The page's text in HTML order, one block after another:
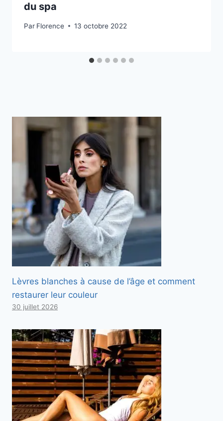
du spa
Par Florence 13 octobre 2022
Lèvres blanches à cause de l’âge et comment
restaurer leur couleur
30 juillet 2026